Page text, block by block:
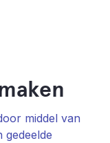
middel van
gedeelde